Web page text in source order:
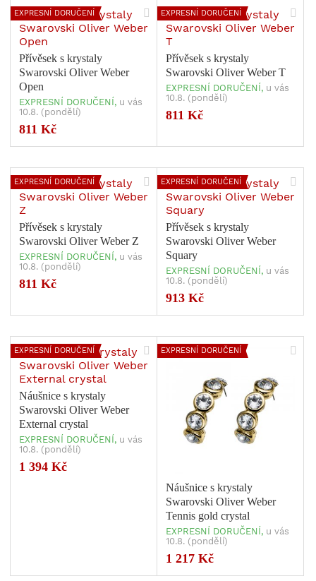
EXPRESNÍ DORUČENÍ
Přívěsek s krystaly
Swarovski Oliver Weber
Open
EXPRESNÍ DORUČENÍ, u vás
10.8. (pondělí)
811 Kč
EXPRESNÍ DORUČENÍ
Přívěsek s krystaly
Swarovski Oliver Weber T
EXPRESNÍ DORUČENÍ, u vás
10.8. (pondělí)
811 Kč
EXPRESNÍ DORUČENÍ
Přívěsek s krystaly
Swarovski Oliver Weber Z
EXPRESNÍ DORUČENÍ, u vás
10.8. (pondělí)
811 Kč
EXPRESNÍ DORUČENÍ
Přívěsek s krystaly
Swarovski Oliver Weber
Squary
EXPRESNÍ DORUČENÍ, u vás
10.8. (pondělí)
913 Kč
EXPRESNÍ DORUČENÍ
Náušnice s krystaly
Swarovski Oliver Weber
External crystal
EXPRESNÍ DORUČENÍ, u vás
10.8. (pondělí)
1 394 Kč
EXPRESNÍ DORUČENÍ
Náušnice s krystaly
Swarovski Oliver Weber
Tennis gold crystal
EXPRESNÍ DORUČENÍ, u vás
10.8. (pondělí)
1 217 Kč